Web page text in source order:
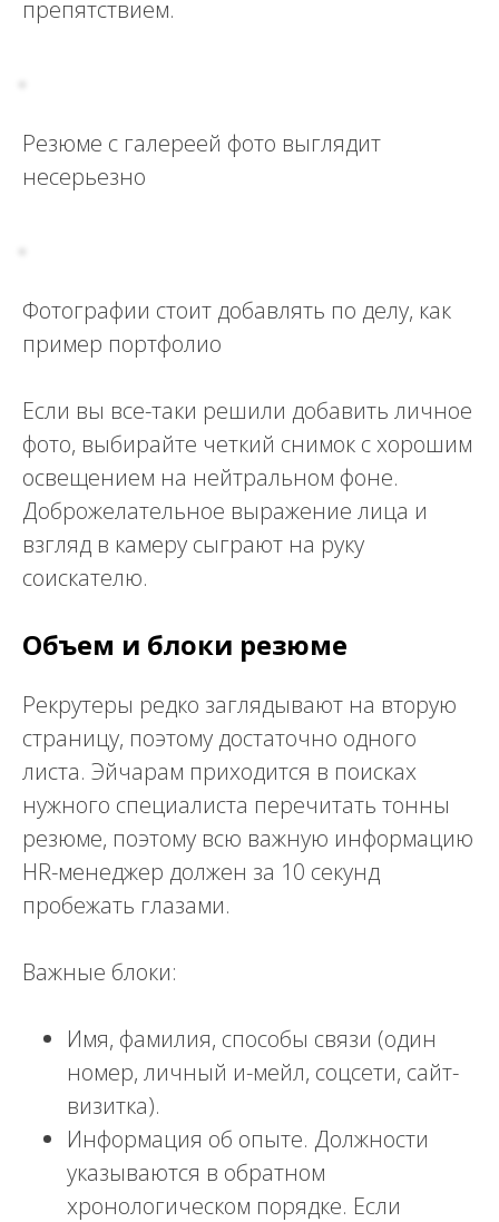
препятствием.
Резюме с галереей фото выглядит
несерьезно
Фотографии стоит добавлять по делу, как
пример портфолио
Если вы все-таки решили добавить личное
фото, выбирайте четкий снимок с хорошим
освещением на нейтральном фоне.
Доброжелательное выражение лица и
взгляд в камеру сыграют на руку
соискателю.
Объем и блоки резюме
Рекрутеры редко заглядывают на вторую
страницу, поэтому достаточно одного
листа. Эйчарам приходится в поисках
нужного специалиста перечитать тонны
резюме, поэтому всю важную информацию
HR-менеджер должен за 10 секунд
пробежать глазами.
Важные блоки:
Имя, фамилия, способы связи (один
номер, личный и-мейл, соцсети, сайт-
визитка).
Информация об опыте. Должности
указываются в обратном
хронологическом порядке. Если